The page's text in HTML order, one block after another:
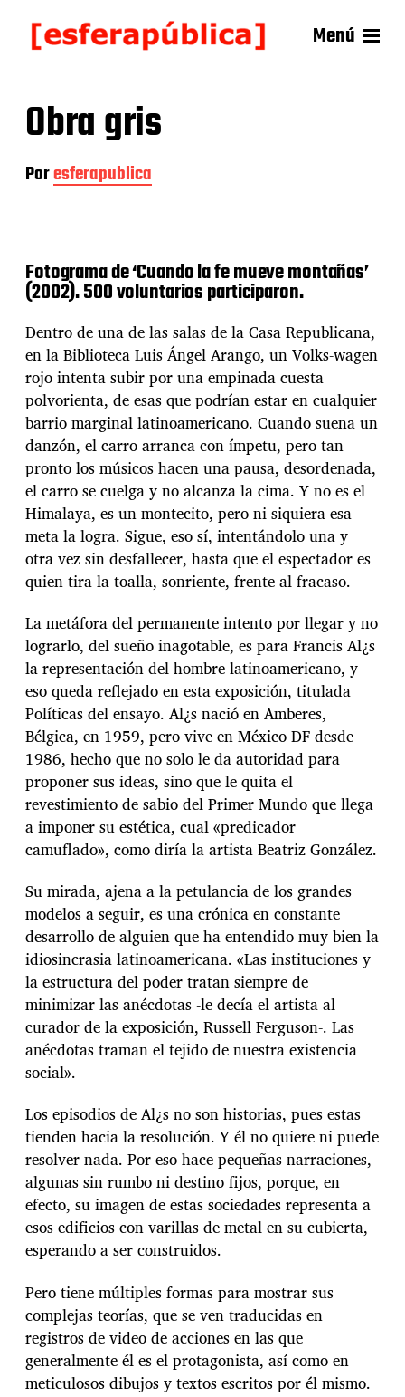
Menú
Obra gris
Poresferapublica
Fotograma de ‘Cuando la fe mueve montañas’
(2002). 500 voluntarios participaron.
Dentro de una de las salas de la Casa Republicana,
en la Biblioteca Luis Ángel Arango, un Volks-wagen
rojo intenta subir por una empinada cuesta
polvorienta, de esas que podrían estar en cualquier
barrio marginal latinoamericano. Cuando suena un
danzón, el carro arranca con ímpetu, pero tan
pronto los músicos hacen una pausa, desordenada,
el carro se cuelga y no alcanza la cima. Y no es el
Himalaya, es un montecito, pero ni siquiera esa
meta la logra. Sigue, eso sí, intentándolo una y
otra vez sin desfallecer, hasta que el espectador es
quien tira la toalla, sonriente, frente al fracaso.
La metáfora del permanente intento por llegar y no
lograrlo, del sueño inagotable, es para Francis Al¿s
la representación del hombre latinoamericano, y
eso queda reflejado en esta exposición, titulada
Políticas del ensayo. Al¿s nació en Amberes,
Bélgica, en 1959, pero vive en México DF desde
1986, hecho que no solo le da autoridad para
proponer sus ideas, sino que le quita el
revestimiento de sabio del Primer Mundo que llega
a imponer su estética, cual «predicador
camuflado», como diría la artista Beatriz González.
Su mirada, ajena a la petulancia de los grandes
modelos a seguir, es una crónica en constante
desarrollo de alguien que ha entendido muy bien la
idiosincrasia latinoamericana. «Las instituciones y
la estructura del poder tratan siempre de
minimizar las anécdotas -le decía el artista al
curador de la exposición, Russell Ferguson-. Las
anécdotas traman el tejido de nuestra existencia
social».
Los episodios de Al¿s no son historias, pues estas
tienden hacia la resolución. Y él no quiere ni puede
resolver nada. Por eso hace pequeñas narraciones,
algunas sin rumbo ni destino fijos, porque, en
efecto, su imagen de estas sociedades representa a
esos edificios con varillas de metal en su cubierta,
esperando a ser construidos.
Pero tiene múltiples formas para mostrar sus
complejas teorías, que se ven traducidas en
registros de video de acciones en las que
generalmente él es el protagonista, así como en
meticulosos dibujos y textos escritos por él mismo.